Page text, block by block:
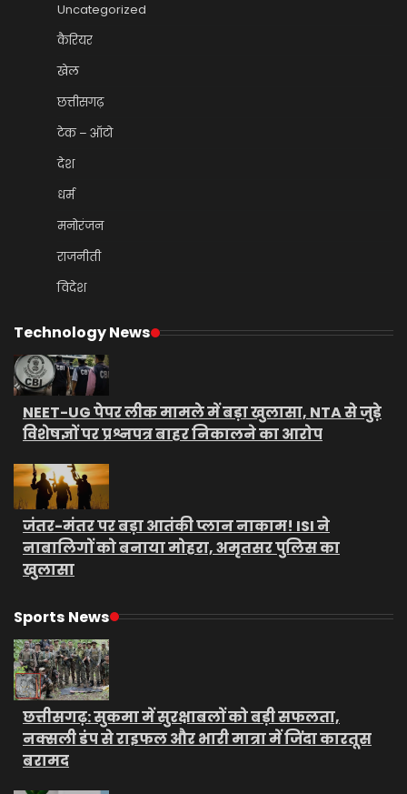
Uncategorized
कैरियर
खेल
छत्तीसगढ़
टेक – ऑटो
देश
धर्म
मनोरंजन
राजनीती
विदेश
Technology News
NEET-UG पेपर लीक मामले में बड़ा खुलासा, NTA से जुड़े
विशेषज्ञों पर प्रश्नपत्र बाहर निकालने का आरोप
जंतर-मंतर पर बड़ा आतंकी प्लान नाकाम! ISI ने
नाबालिगों को बनाया मोहरा, अमृतसर पुलिस का
खुलासा
Sports News
छत्तीसगढ़: सुकमा में सुरक्षाबलों को बड़ी सफलता,
नक्सली डंप से राइफल और भारी मात्रा में जिंदा कारतूस
बरामद